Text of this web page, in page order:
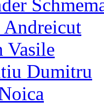
Vasile
Dumitru